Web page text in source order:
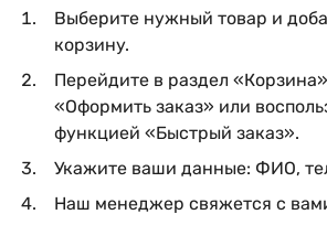
Выберите нужный товар и
корзину.
Перейдите в раздел
«Оформить заказ» или
функцией «Быстрый заказ».
Укажите ваши данные: ФИО,
Наш менеджер свяжется с